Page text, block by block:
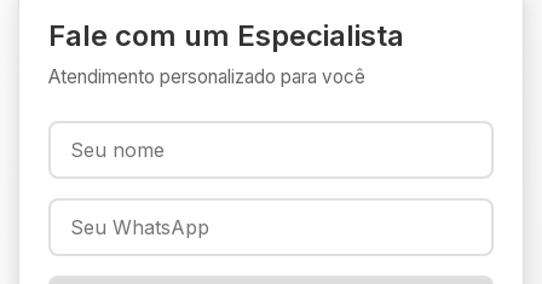
Fale com um Especialista
Atendimento personalizado para você